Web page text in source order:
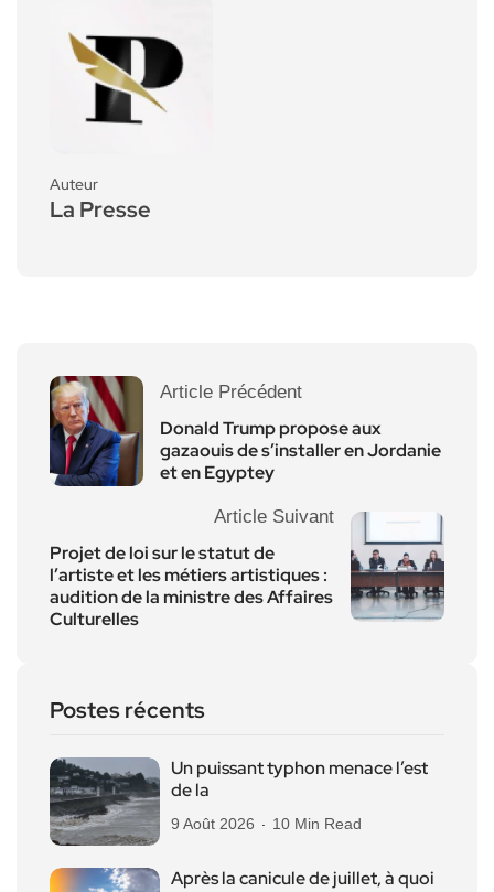
Auteur
La Presse
Article Précédent
Donald Trump propose aux
gazaouis de s’installer en Jordanie
et en Egyptey
Article Suivant
Projet de loi sur le statut de
l’artiste et les métiers artistiques :
audition de la ministre des Affaires
Culturelles
Postes récents
Un puissant typhon menace l’est
de la
9 Août 2026 10 Min Read
Après la canicule de juillet, à quoi